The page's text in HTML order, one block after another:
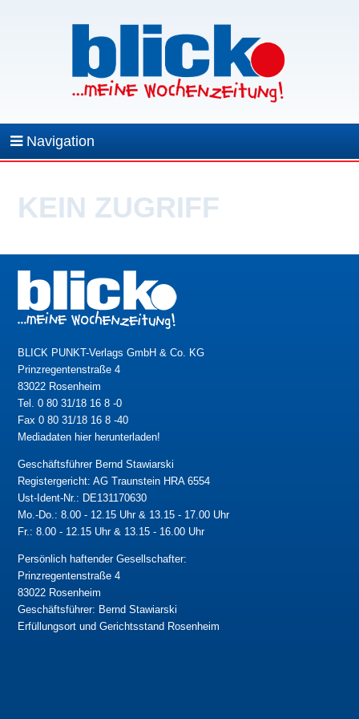
Navigation
KEIN ZUGRIFF
BLICK PUNKT-Verlags GmbH & Co. KG
Prinzregentenstraße 4
83022 Rosenheim
Tel. 0 80 31/18 16 8 -0
Fax 0 80 31/18 16 8 -40
Mediadaten hier herunterladen!
Geschäftsführer Bernd Stawiarski
Registergericht: AG Traunstein HRA 6554
Ust-Ident-Nr.: DE131170630
Mo.-Do.: 8.00 - 12.15 Uhr & 13.15 - 17.00 Uhr
Fr.: 8.00 - 12.15 Uhr & 13.15 - 16.00 Uhr
Persönlich haftender Gesellschafter:
Prinzregentenstraße 4
83022 Rosenheim
Geschäftsführer: Bernd Stawiarski
Erfüllungsort und Gerichtsstand Rosenheim